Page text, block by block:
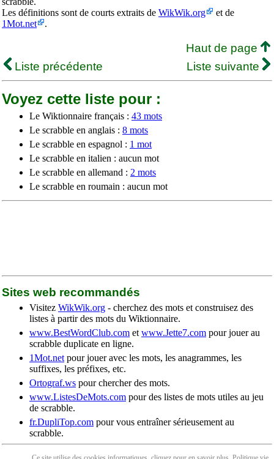
Les définitions sont de courts extraits de WikWik.org
et de
1Mot.net
.
Haut de page
Liste précédente
Liste suivante
Voyez cette liste pour :
Le Wiktionnaire français : 43 mots
Le scrabble en anglais : 8 mots
Le scrabble en espagnol : 1 mot
Le scrabble en italien : aucun mot
Le scrabble en allemand : 2 mots
Le scrabble en roumain : aucun mot
Sites web recommandés
Visitez WikWik.org - cherchez des mots et construisez des
listes à partir des mots du Wiktionnaire.
www.BestWordClub.com et www.Jette7.com pour jouer au
scrabble duplicate en ligne.
1Mot.net pour jouer avec les mots, les anagrammes, les
suffixes, les préfixes, etc.
Ortograf.ws pour chercher des mots.
www.ListesDeMots.com pour des listes de mots utiles au jeu
de scrabble.
fr.DupliTop.com pour vous entraîner sérieusement au
scrabble.